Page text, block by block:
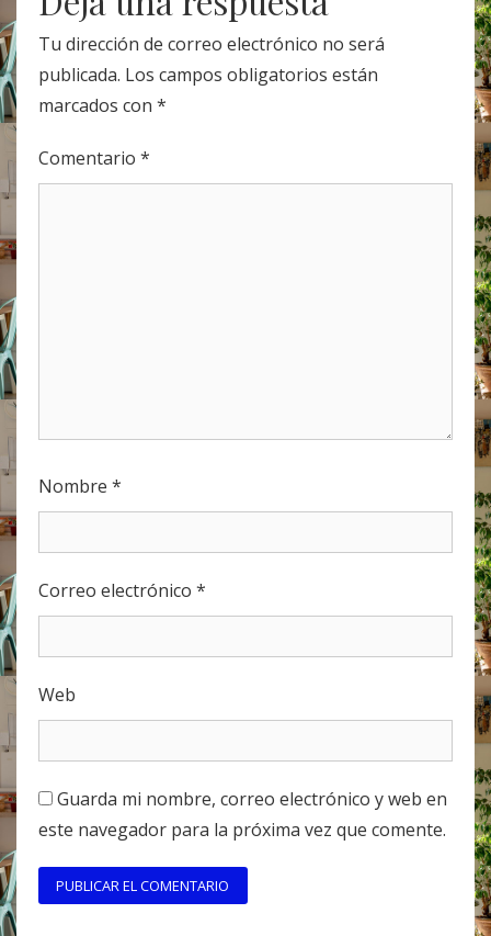
Tu dirección de correo electrónico no será
publicada. Los campos obligatorios están
marcados con *
Comentario *
Nombre *
Correo electrónico *
Web
Guarda mi nombre, correo electrónico y web en
este navegador para la próxima vez que comente.